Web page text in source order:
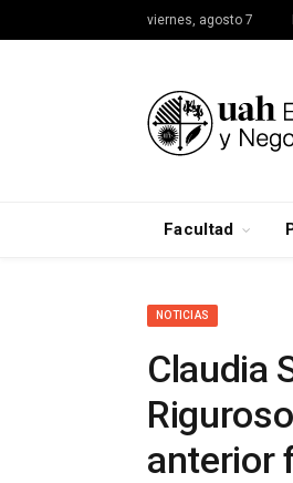
viernes, agosto 7
Facultad
NOTICIAS
Claudia
anterior